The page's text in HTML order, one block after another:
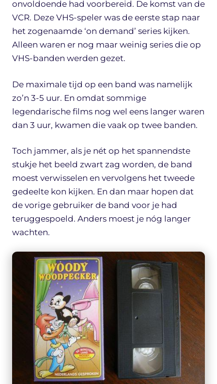
onvoldoende had voorbereid. De komst van de
VCR. Deze VHS-speler was de eerste stap naar
het zogenaamde ‘on demand’ series kijken.
Alleen waren er nog maar weinig series die op
VHS-banden werden gezet.
De maximale tijd op een band was namelijk
zo’n 3-5 uur. En omdat sommige
legendarische films nog wel eens langer waren
dan 3 uur, kwamen die vaak op twee banden.
Toch jammer, als je nét op het spannendste
stukje het beeld zwart zag worden, de band
moest verwisselen en vervolgens het tweede
gedeelte kon kijken. En dan maar hopen dat
de vorige gebruiker de band voor je had
teruggespoeld. Anders moest je nóg langer
wachten.